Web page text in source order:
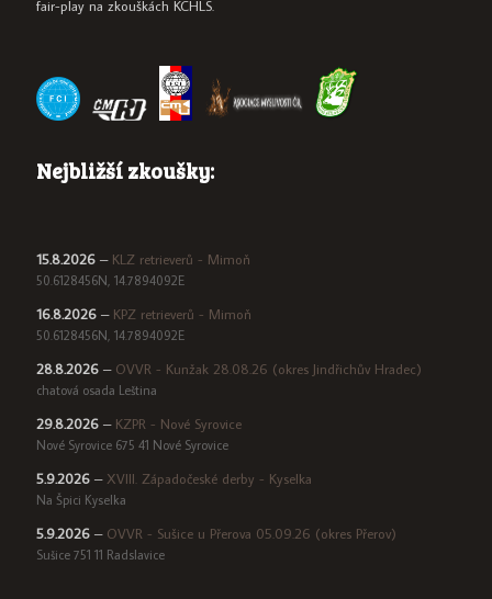
fair-play na zkouškách KCHLS.
Nejbližší zkoušky:
15.8.2026 – KLZ retrieverů - Mimoň
50.6128456N, 14.7894092E
16.8.2026 – KPZ retrieverů - Mimoň
50.6128456N, 14.7894092E
28.8.2026 – OVVR - Kunžak 28.08.26 (okres Jindřichův Hradec)
chatová osada Leština
29.8.2026 – KZPR - Nové Syrovice
Nové Syrovice 675 41 Nové Syrovice
5.9.2026 – XVIII. Západočeské derby - Kyselka
Na Špici Kyselka
5.9.2026 – OVVR - Sušice u Přerova 05.09.26 (okres Přerov)
Sušice 751 11 Radslavice